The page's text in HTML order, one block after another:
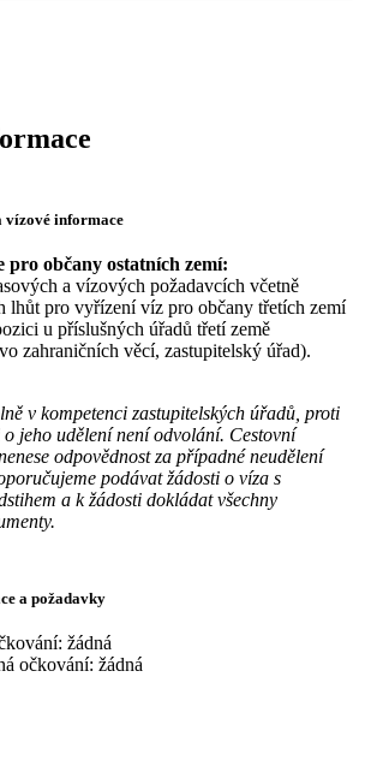
vízové informace
pro občany ostatních zemí:
a vízových požadavcích včetně
lhůt pro vyřízení víz pro občany třetích zemí
u příslušných úřadů třetí země
zahraničních věcí, zastupitelský úřad).
v kompetenci zastupitelských úřadů, proti
jeho udělení není odvolání. Cestovní
odpovědnost za případné neudělení
podávat žádosti o víza s
a k žádosti dokládat všechny
a požadavky
žádná
očkování: žádná